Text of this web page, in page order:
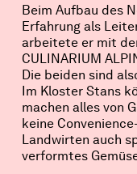
Beim Aufbau des
Erfahrung als
arbeitete er mit
CULINARIUM
Die beiden sind
Im Kloster Stans
machen alles von
keine
Landwirten auch
verformtes